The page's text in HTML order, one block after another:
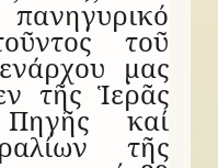
τοῦ
μας
τῆς Ἱερᾶς
καί
τῆς